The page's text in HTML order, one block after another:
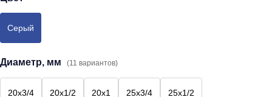
Серый
Диаметр, мм (11 вариантов)
20х3/4 20х1/2 20х1 25х3/4 25х1/2